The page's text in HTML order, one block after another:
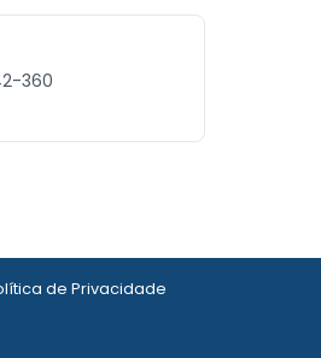
360
de Privacidade